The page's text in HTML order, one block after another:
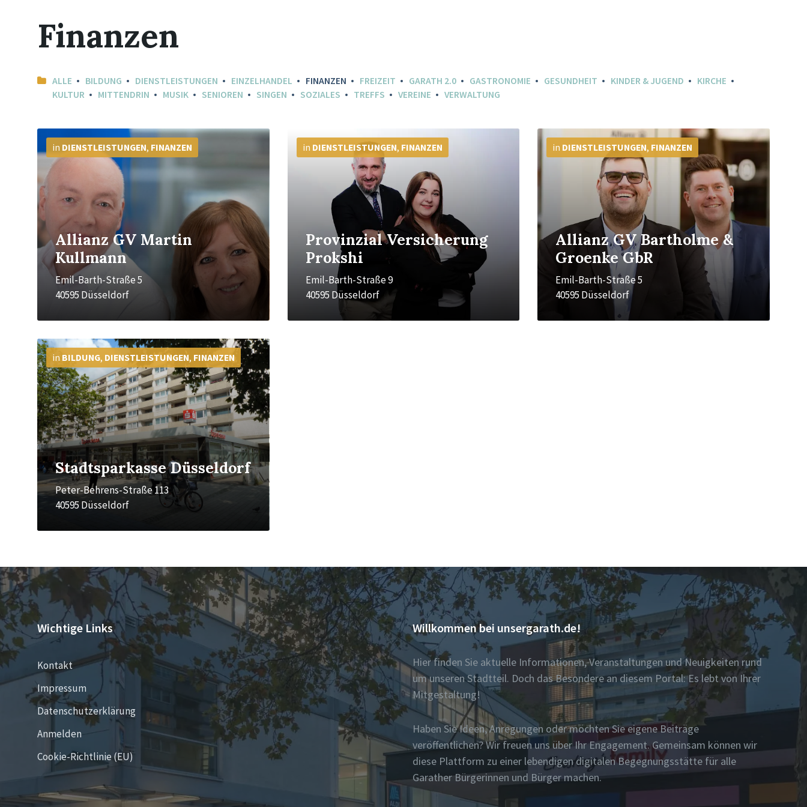
Finanzen
ALLE BILDUNG DIENSTLEISTUNGEN EINZELHANDEL FINANZEN FREIZEIT GARATH 2.0 GASTRONOMIE GESUNDHEIT KINDER & JUGEND
KIRCHE
KULTUR
MITTENDRIN MUSIK SENIOREN SINGEN SOZIALES TREFFS VEREINE VERWALTUNG
Allianz GV Martin
Kullmann
Emil-Barth-Straße 5
40595 Düsseldorf
in DIENSTLEISTUNGEN, FINANZEN
Mehr
Info
Provinzial Versicherung
Prokshi
Emil-Barth-Straße 9
40595 Düsseldorf
in DIENSTLEISTUNGEN, FINANZEN
Info
Allianz GV Bartholme &
Groenke GbR
Emil-Barth-Straße 5
40595 Düsseldorf
in DIENSTLEISTUNGEN, FINANZEN
Mehr
Info
Stadtsparkasse Düsseldorf
Peter-Behrens-Straße 113
40595 Düsseldorf
in BILDUNG, DIENSTLEISTUNGEN, FINANZEN
Mehr
Info
Wichtige Links
Kontakt
Impressum
Datenschutzerklärung
Anmelden
Cookie-Richtlinie (EU)
Willkommen bei unsergarath.de!
Hier finden Sie aktuelle Informationen, Veranstaltungen und Neuigkeiten rund
um unseren Stadtteil. Doch das Besondere an diesem Portal: Es lebt von Ihrer
Mitgestaltung!
Haben Sie Ideen, Anregungen oder möchten Sie eigene Beiträge
veröffentlichen? Wir freuen uns über Ihr Engagement. Gemeinsam können wir
diese Plattform zu einer lebendigen digitalen Begegnungsstätte für alle
Garather Bürgerinnen und Bürger machen.